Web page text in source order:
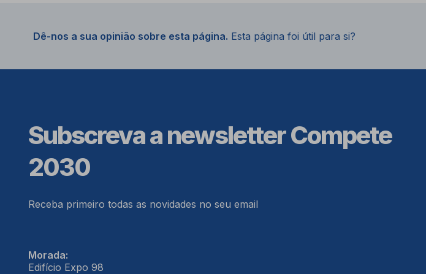
Dê-nos a sua opinião sobre esta página. Esta página foi útil para si?
Subscreva a newsletter Compete
2030
Receba primeiro todas as novidades no seu email
Morada:
Edifício Expo 98